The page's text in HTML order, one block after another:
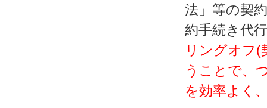
法」等の契
約手続き代
リングオフ(
うことで、
を効率よく